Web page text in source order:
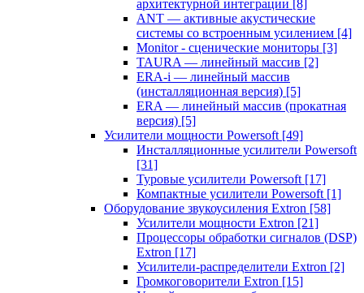
архитектурной интеграции [8]
ANT — активные акустические
системы со встроенным усилением [4]
Monitor - сценические мониторы [3]
TAURA — линейный массив [2]
ERA-i — линейный массив
(инсталляционная версия) [5]
ERA — линейный массив (прокатная
версия) [5]
Усилители мощности Powersoft [49]
Инсталляционные усилители Powersoft
[31]
Туровые усилители Powersoft [17]
Компактные усилители Powersoft [1]
Оборудование звукоусиления Extron [58]
Усилители мощности Extron [21]
Процессоры обработки сигналов (DSP)
Extron [17]
Усилители-распределители Extron [2]
Громкоговорители Extron [15]